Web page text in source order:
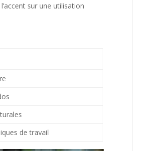
sur une utilisation
de travail